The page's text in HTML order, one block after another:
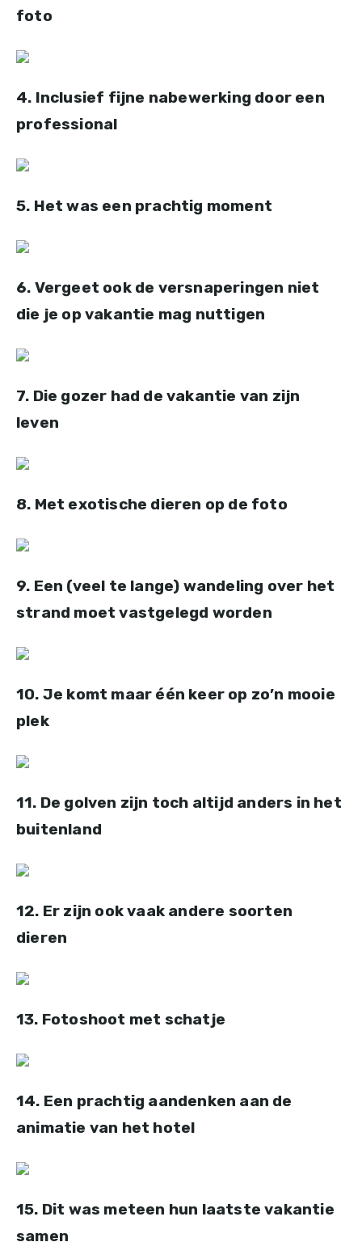
foto
4. Inclusief fijne nabewerking door een
professional
5. Het was een prachtig moment
6. Vergeet ook de versnaperingen niet
die je op vakantie mag nuttigen
7. Die gozer had de vakantie van zijn
leven
8. Met exotische dieren op de foto
9. Een (veel te lange) wandeling over het
strand moet vastgelegd worden
10. Je komt maar één keer op zo’n mooie
plek
11. De golven zijn toch altijd anders in het
buitenland
12. Er zijn ook vaak andere soorten
dieren
13. Fotoshoot met schatje
14. Een prachtig aandenken aan de
animatie van het hotel
15. Dit was meteen hun laatste vakantie
samen